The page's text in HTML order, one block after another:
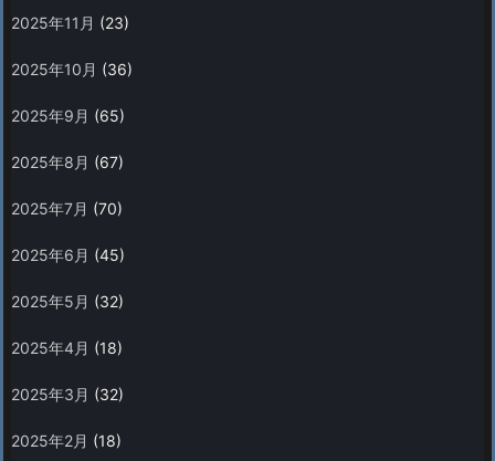
2025年11月 (23)
2025年10月 (36)
2025年9月 (65)
2025年8月 (67)
2025年7月 (70)
2025年6月 (45)
2025年5月 (32)
2025年4月 (18)
2025年3月 (32)
2025年2月 (18)